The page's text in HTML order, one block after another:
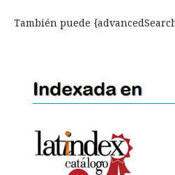
También puede